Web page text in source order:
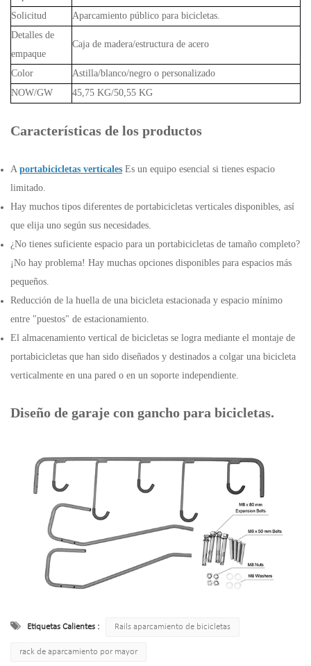
Solicitud
Aparcamiento público para bicicletas.
Detalles de
empaque
Caja de madera/estructura de acero
Color
Astilla/blanco/negro o personalizado
NOW/GW
45,75 KG/50,55 KG
Características de los productos
A portabicicletas verticales Es un equipo esencial si tienes espacio
limitado.
Hay muchos tipos diferentes de portabicicletas verticales disponibles, así
que elija uno según sus necesidades.
¿No tienes suficiente espacio para un portabicicletas de tamaño completo?
¡No hay problema! Hay muchas opciones disponibles para espacios más
pequeños.
Reducción de la huella de una bicicleta estacionada y espacio mínimo
entre "puestos" de estacionamiento.
El almacenamiento vertical de bicicletas se logra mediante el montaje de
portabicicletas que han sido diseñados y destinados a colgar una bicicleta
verticalmente en una pared o en un soporte independiente.
Diseño de garaje con gancho para bicicletas.
Etiquetas Calientes : Rails aparcamiento de bicicletas
rack de aparcamiento por mayor